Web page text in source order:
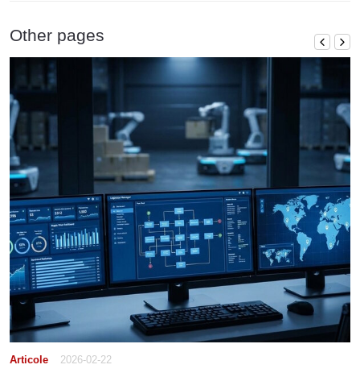
Other pages
Articole 2026-02-22